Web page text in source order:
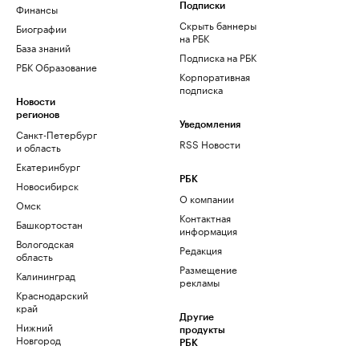
Финансы
Биографии
База знаний
РБК Образование
Новости
регионов
Санкт-Петербург
и область
Екатеринбург
Новосибирск
Омск
Башкортостан
Вологодская
область
Калининград
Краснодарский
край
Нижний
Новгород
Подписки
Скрыть баннеры
на РБК
Подписка на РБК
Корпоративная
подписка
Уведомления
RSS Новости
РБК
О компании
Контактная
информация
Редакция
Размещение
рекламы
Другие
продукты
РБК